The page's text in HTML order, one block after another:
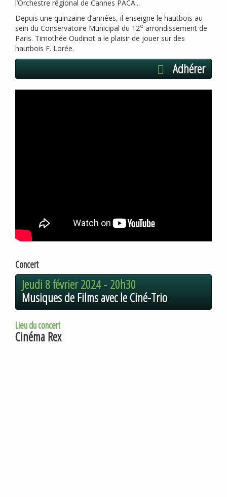
l’Orchestre régional de Cannes PACA...
Depuis une quinzaine d’années, il enseigne le hautbois au
sein du Conservatoire Municipal du 12e arrondissement de
Paris. Timothée Oudinot a le plaisir de jouer sur des
hautbois F. Lorée.
Adhérer
Concert
Jeudi 8 février 2024 - 20h30
Musiques de Films avec le Ciné-Trio
Lieu du concert
Cinéma Rex